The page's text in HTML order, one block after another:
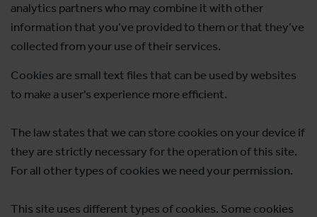
analytics partners who may combine it with other
information that you’ve provided to them or that they’ve
collected from your use of their services.
Cookies are small text files that can be used by websites
to make a user's experience more efficient.
The law states that we can store cookies on your device if
they are strictly necessary for the operation of this site.
For all other types of cookies we need your permission.
This site uses different types of cookies. Some cookies